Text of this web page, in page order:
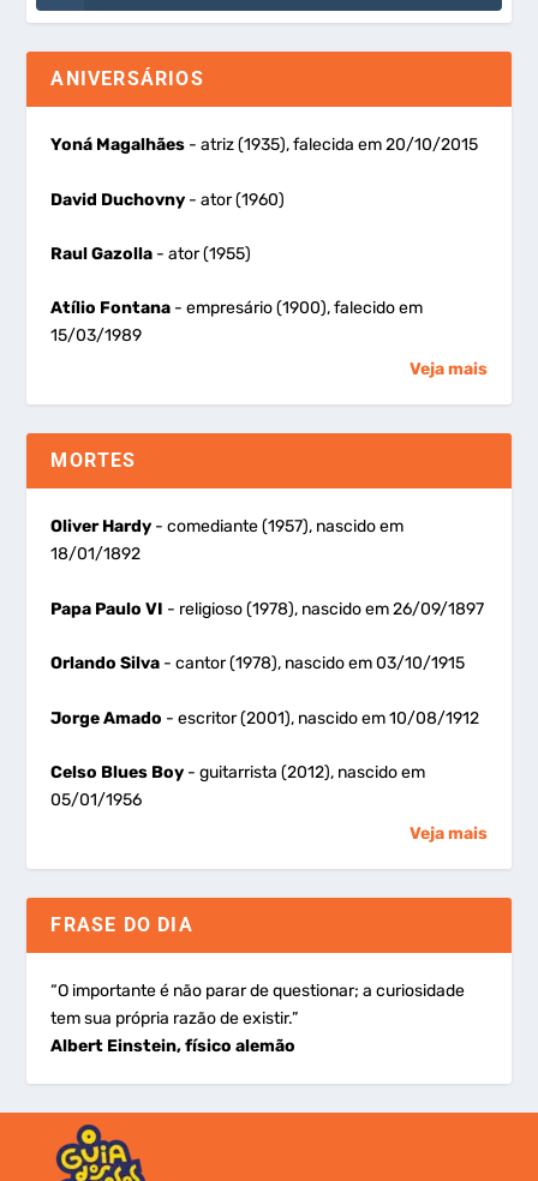
ANIVERSÁRIOS
Yoná Magalhães - atriz (1935), falecida em 20/10/2015
David Duchovny - ator (1960)
Raul Gazolla - ator (1955)
Atílio Fontana - empresário (1900), falecido em
15/03/1989
Veja mais
MORTES
Oliver Hardy - comediante (1957), nascido em
18/01/1892
Papa Paulo VI - religioso (1978), nascido em 26/09/1897
Orlando Silva - cantor (1978), nascido em 03/10/1915
Jorge Amado - escritor (2001), nascido em 10/08/1912
Celso Blues Boy - guitarrista (2012), nascido em
05/01/1956
Veja mais
FRASE DO DIA
“O importante é não parar de questionar; a curiosidade
tem sua própria razão de existir.”
Albert Einstein, físico alemão